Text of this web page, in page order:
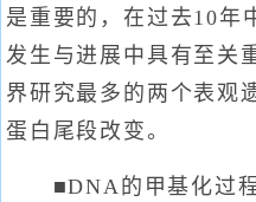
是重要的，在过去10年
发生与进展中具有至关
界研究最多的两个表观
蛋白尾段改变。
■DNA的甲基化过